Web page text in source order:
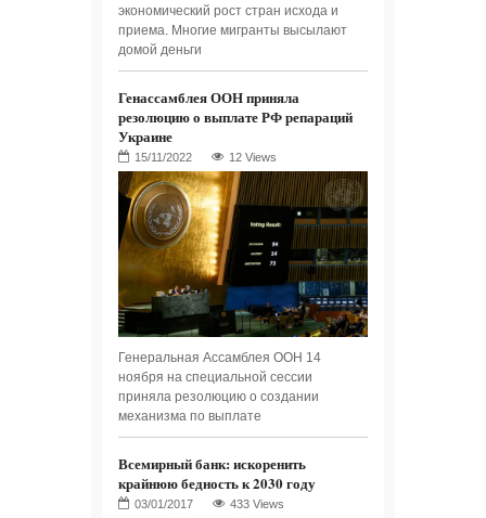
экономический рост стран исхода и
приема. Многие мигранты высылают
домой деньги
Генассамблея ООН приняла
резолюцию о выплате РФ репараций
Украине
12 Views
Генеральная Ассамблея ООН 14
ноября на специальной сессии
приняла резолюцию о создании
механизма по выплате
Всемирный банк: искоренить
крайнюю бедность к 2030 году
433 Views